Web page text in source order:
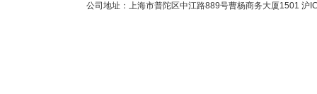
公司地址：上海市普陀区中江路889号曹杨商务大厦1501 沪